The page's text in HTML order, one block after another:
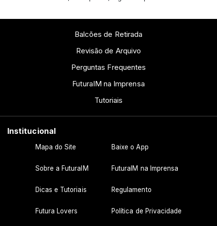
Balcões de Retirada
Revisão de Arquivo
Perguntas Frequentes
FuturaIM na Imprensa
Tutoriais
Institucional
Mapa do Site Baixe o App
Sobre a FuturaIM FuturaIM na Imprensa
Dicas e Tutoriais Regulamento
Futura Lovers Política de Privacidade